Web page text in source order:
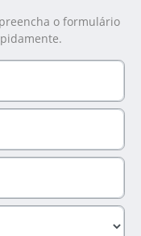
o formulário